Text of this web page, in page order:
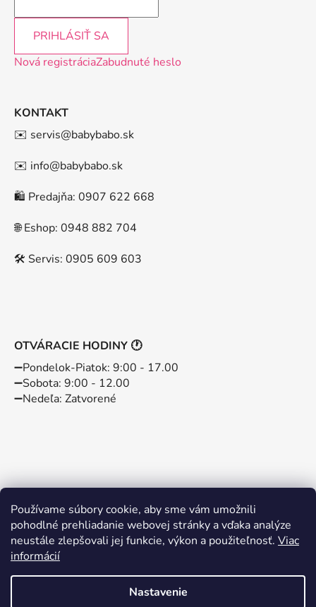
Používame súbory cookie, aby sme vám umožnili
pohodlné prehliadanie webovej stránky a vďaka analýze
neustále zlepšovali jej funkcie, výkon a použiteľnosť. Viac
informácií
Nastavenie
PRIHLÁSIŤ SA
Nová registráciaZabudnuté heslo
KONTAKT
✉️ servis@babybabo.sk
✉️ info@babybabo.sk
🛍️ Predajňa: 0907 622 668
🌐 Eshop: 0948 882 704
🛠️ Servis: 0905 609 603
OTVÁRACIE HODINY 🕐
➖️Pondelok-Piatok: 9:00 - 17.00
➖️Sobota: 9:00 - 12.00
➖️Nedeľa: Zatvorené
Instagram Facebook